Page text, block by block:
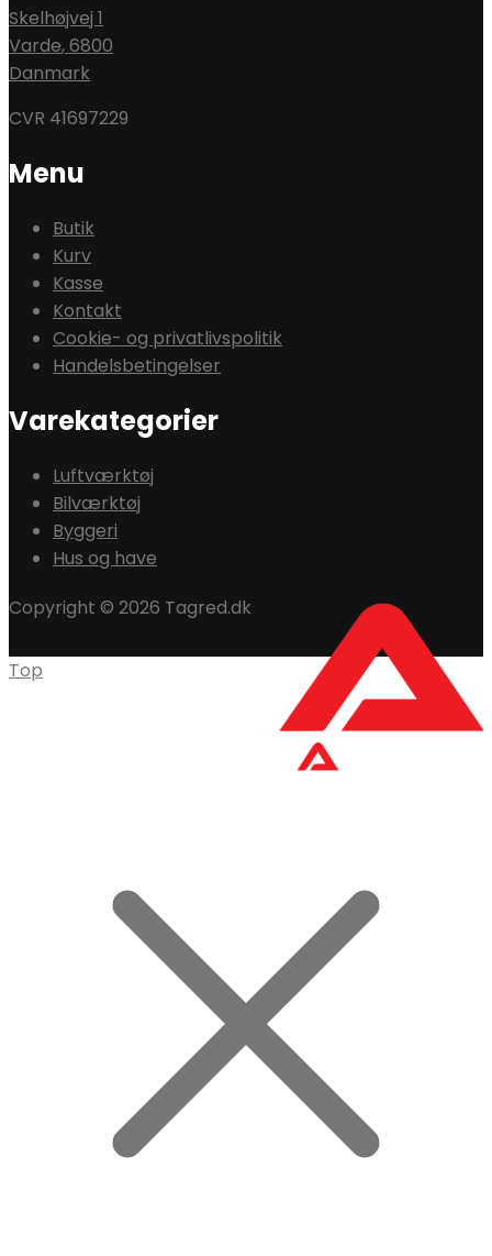
Skelhøjvej 1
Varde,6800
Danmark
CVR 41697229
Menu
Butik
Kurv
Kasse
Kontakt
Cookie- og privatlivspolitik
Handelsbetingelser
Varekategorier
Luftværktøj
Bilværktøj
Byggeri
Hus og have
Copyright © 2026 Tagred.dk
Top